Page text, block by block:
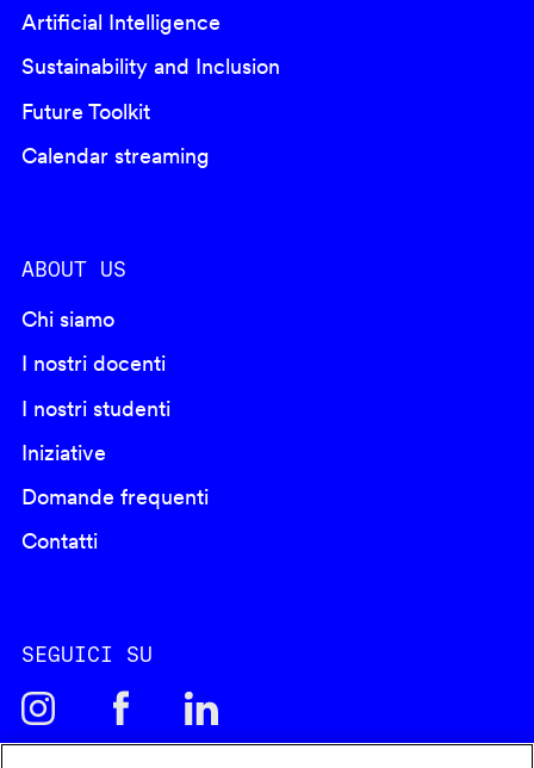
Artificial Intelligence
Sustainability and Inclusion
Future Toolkit
Calendar streaming
ABOUT US
Chi siamo
I nostri docenti
I nostri studenti
Iniziative
Domande frequenti
Contatti
SEGUICI SU